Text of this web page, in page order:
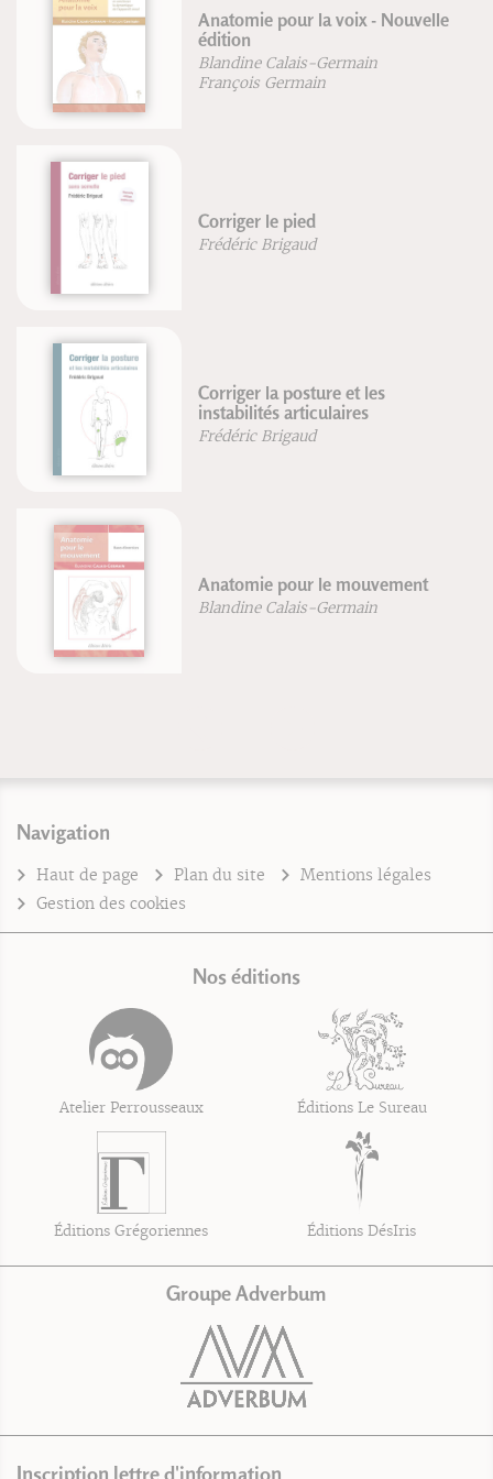
Anatomie pour la voix - Nouvelle
édition
Blandine Calais-Germain
François Germain
Corriger le pied
Frédéric Brigaud
Corriger la posture et les
instabilités articulaires
Frédéric Brigaud
Anatomie pour le mouvement
Blandine Calais-Germain
Navigation
Haut de page Plan du site
Mentions légales
Gestion des cookies
Nos éditions
Atelier Perrousseaux Éditions Le Sureau
Éditions Grégoriennes Éditions DésIris
Groupe Adverbum
Inscription lettre d'information